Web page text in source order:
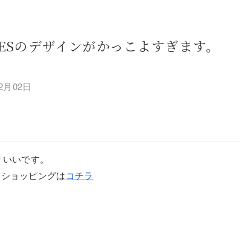
デザインがかっこよすぎます。
02日
いです。
ョッピングはコチラ